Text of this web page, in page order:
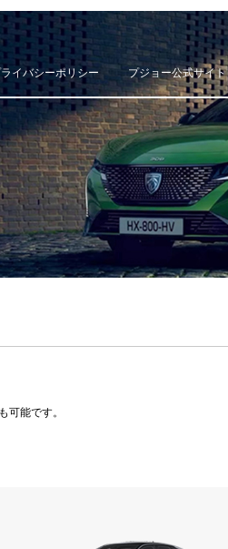
イバシーポリシー プジョー公式サイト
可能です。